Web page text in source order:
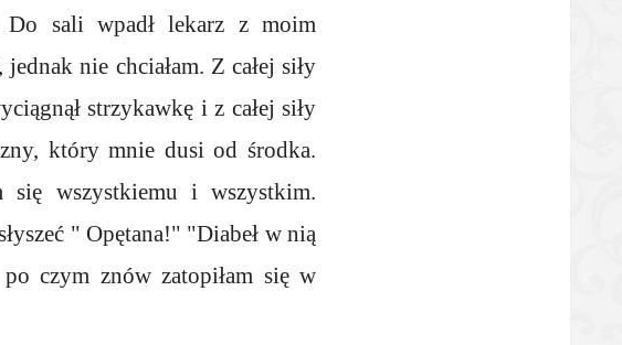
Do sali wpadł lekarz z moim
nie chciałam. Z całej siły
strzykawkę i z całej siły
który mnie dusi od środka.
wszystkiemu i wszystkim.
" Opętana!" "Diabeł w nią
czym znów zatopiłam się w